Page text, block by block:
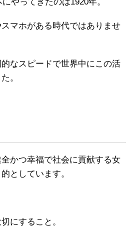
マホがある時代ではありませ
なスピードで世界中にこの活
。
かつ幸福で社会に貢献する女
としています。
にすること。